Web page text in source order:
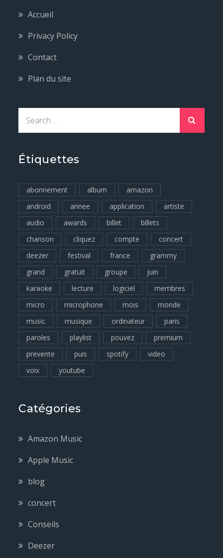
Accueil
Privacy Policy
Contact
Plan du site
Étiquettes
abonnement album
amazon
android
annee application
artiste
audio
awards billet
billets
chanson
cliquez compte
concert
deezer
festival france
grammy
grand
gratuit groupe
juin
karaoke
lecture logiciel
membres
micro
microphone mois
monde
music
musique ordinateur
paris
paroles
playlist pouvez
premium
prevente
puis spotify
video
voix
youtube
Catégories
Amazon Music
Apple Music
blog
concert
Conseils
Deezer